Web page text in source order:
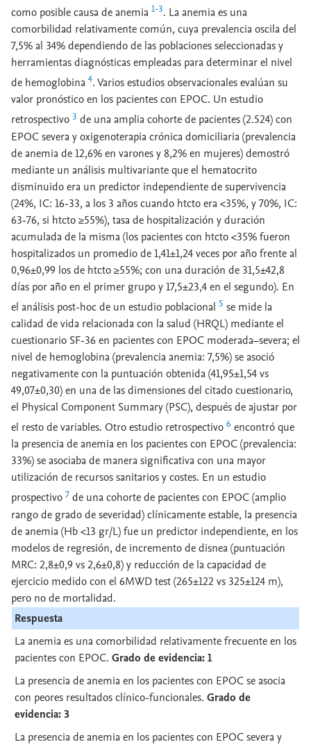
como posible causa de anemia 1-3. La anemia es una
comorbilidad relativamente común, cuya prevalencia oscila del
7,5% al 34% dependiendo de las poblaciones seleccionadas y
herramientas diagnósticas empleadas para determinar el nivel
de hemoglobina4. Varios estudios observacionales evalúan su
valor pronóstico en los pacientes con EPOC. Un estudio
retrospectivo 3 de una amplia cohorte de pacientes (2.524) con
EPOC severa y oxigenoterapia crónica domiciliaria (prevalencia
de anemia de 12,6% en varones y 8,2% en mujeres) demostró
mediante un análisis multivariante que el hematocrito
disminuido era un predictor independiente de supervivencia
(24%, IC: 16-33, a los 3 años cuando htcto era <35%, y 70%, IC:
63-76, si htcto ≥55%), tasa de hospitalización y duración
acumulada de la misma (los pacientes con htcto <35% fueron
hospitalizados un promedio de 1,41±1,24 veces por año frente al
0,96±0,99 los de htcto ≥55%; con una duración de 31,5±42,8
días por año en el primer grupo y 17,5±23,4 en el segundo). En
el análisis post-hoc de un estudio poblacional 5 se mide la
calidad de vida relacionada con la salud (HRQL) mediante el
cuestionario SF-36 en pacientes con EPOC moderada–severa; el
nivel de hemoglobina (prevalencia anemia: 7,5%) se asoció
negativamente con la puntuación obtenida (41,95±1,54 vs
49,07±0,30) en una de las dimensiones del citado cuestionario,
el Physical Component Summary (PSC), después de ajustar por
el resto de variables. Otro estudio retrospectivo 6 encontró que
la presencia de anemia en los pacientes con EPOC (prevalencia:
33%) se asociaba de manera significativa con una mayor
utilización de recursos sanitarios y costes. En un estudio
prospectivo 7 de una cohorte de pacientes con EPOC (amplio
rango de grado de severidad) clínicamente estable, la presencia
de anemia (Hb <13 gr/L) fue un predictor independiente, en los
modelos de regresión, de incremento de disnea (puntuación
MRC: 2,8±0,9 vs 2,6±0,8) y reducción de la capacidad de
ejercicio medido con el 6MWD test (265±122 vs 325±124 m),
pero no de mortalidad.
Respuesta
La anemia es una comorbilidad relativamente frecuente en los
pacientes con EPOC. Grado de evidencia: 1
La presencia de anemia en los pacientes con EPOC se asocia
con peores resultados clínico-funcionales. Grado de
evidencia: 3
La presencia de anemia en los pacientes con EPOC severa y